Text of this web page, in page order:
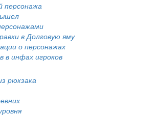
персонажа
в Долговую яму
о персонажах
в инфах игроков
рюкзака